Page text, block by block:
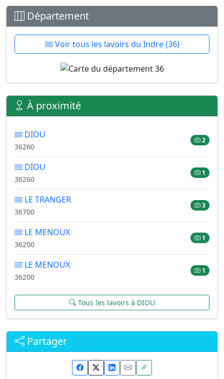
Département
Voir tous les lavoirs du Indre (36)
À proximité
DIOU
36260
2
DIOU
36260
1
LE TRANGER
36700
3
LE MENOUX
36200
1
LE MENOUX
36200
1
Tous les lavoirs à DIOU
Partager